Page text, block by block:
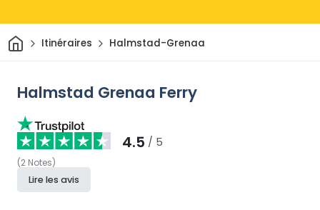
Maison
Itinéraires Halmstad-Grenaa
Halmstad Grenaa Ferry
4.5 / 5
(2 Notes)
Lire les avis